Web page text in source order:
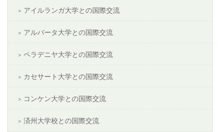
アイルランガ大学との国際交流
アルバータ大学との国際交流
ペラデニヤ大学との国際交流
カセサート大学との国際交流
コンケン大学との国際交流
済州大学校との国際交流